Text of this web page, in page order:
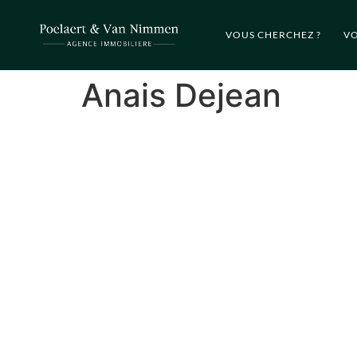
VOUS CHERCHEZ ?
Anais Dejean